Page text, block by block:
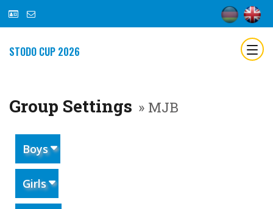
STODO CUP 2026
Group Settings » MJB
Boys
Girls